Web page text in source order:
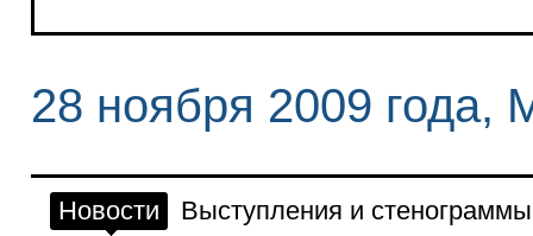
28 ноября 2009 года,
Новости
Выступления и стенограммы